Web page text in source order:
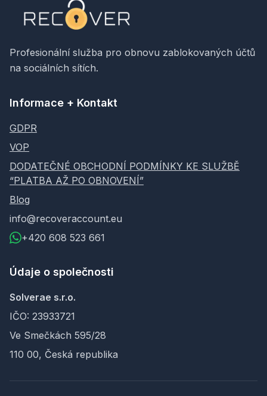
Profesionální služba pro obnovu zablokovaných účtů
na sociálních sítích.
Informace + Kontakt
GDPR
VOP
DODATEČNÉ OBCHODNÍ PODMÍNKY KE SLUŽBĚ
“PLATBA AŽ PO OBNOVENÍ”
Blog
info@recoveraccount.eu
+420 608 523 661
Údaje o společnosti
Solverae s.r.o.
IČO: 23933721
Ve Smečkách 595/28
110 00, Česká republika